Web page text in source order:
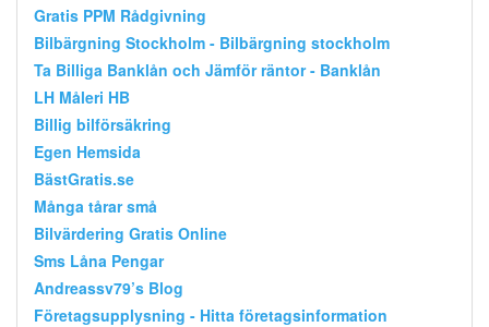
Gratis PPM Rådgivning
Bilbärgning Stockholm - Bilbärgning stockholm
Ta Billiga Banklån och Jämför räntor - Banklån
LH Måleri HB
Billig bilförsäkring
Egen Hemsida
BästGratis.se
Många tårar små
Bilvärdering Gratis Online
Sms Låna Pengar
Andreassv79’s Blog
Företagsupplysning - Hitta företagsinformation